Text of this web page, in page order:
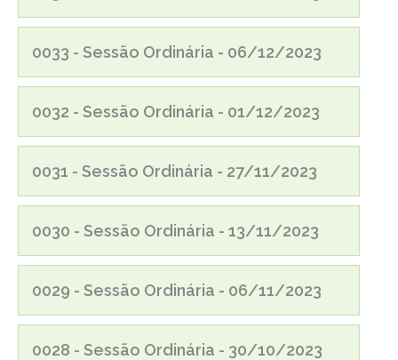
0033 - Sessão Ordinária - 06/12/2023
0032 - Sessão Ordinária - 01/12/2023
0031 - Sessão Ordinária - 27/11/2023
0030 - Sessão Ordinária - 13/11/2023
0029 - Sessão Ordinária - 06/11/2023
0028 - Sessão Ordinária - 30/10/2023